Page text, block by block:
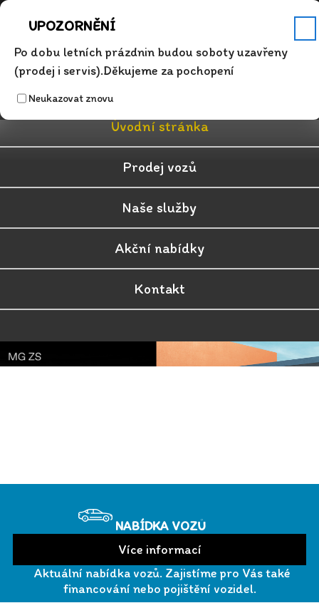
UPOZORNĚNÍ
Po dobu letních prázdnin budou soboty uzavřeny
(prodej i servis).Děkujeme za pochopení
Neukazovat znovu
+420 315 626 342
Úvodní stránka
Prodej vozů
Naše služby
Akční nabídky
Kontakt
NABÍDKA VOZŮ
Aktuální nabídka vozů. Zajistíme pro Vás také
financování nebo pojištění vozidel.